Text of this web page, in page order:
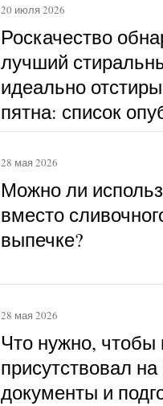
Роскачество
лучший
идеально
пятна: список
20 июля 2026
Можно ли
вместо
выпечке?
28 мая 2026
Что нужно,
присутствовал
документы и
28 мая 2026